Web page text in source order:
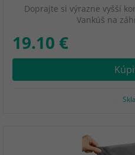
Doprajte si výrazne vyšší
Vankúš na
19.10 €